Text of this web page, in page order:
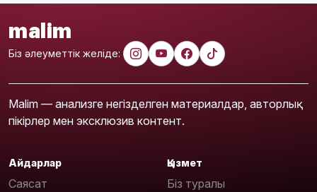
malim
Біз әлеуметтік желіде:
Malim — анализге негізделген материалдар, авторлық
пікірлер мен эксклюзив контент.
Айдарлар
Саясат
Қызмет
Біз туралы